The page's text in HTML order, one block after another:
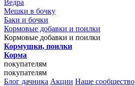
Ведра
Мешки в бочку
Баки и бочки
Кормовые добавки и поилки
Кормовые добавки и поилки
Кормушки, поилки
Корма
покупателям
покупателям
Блог дачника Акции Наше сообщество